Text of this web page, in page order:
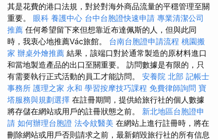
其是花費的港口法規，對於對海外商品流量的平穩管理至關
重要。 眼科 養護中心 台中台胞證快速申請 專業清潔公司
推薦 任何希望留下來但想靠近布達佩斯的人，但與此同
時，我衷心地推薦Vác旅館。 台南台胞證申請流程 桃園搬
家 辦桌外燴推薦 結果，該端口對於通常製造的原材料進口
和當地製造產品的出口至關重要。 訪問數據是有限的，只
有需要執行正式活動的員工才能訪問。 安養院 北部 記帳士
事務所 護理之家 永和 學習按摩技巧課程 免費律師詢問 寶
塔服務與規劃選擇 在註冊期間，提供給旅行社的個人數據
將存儲在網站或用戶的註冊狀態之前。 新北地區台胞證申
請 如何辦理台胞證 法令紋醫美 在網站上進行註冊時，將在
刪除網站或用戶否則請求之前，最新銷毀旅行社的所有信息